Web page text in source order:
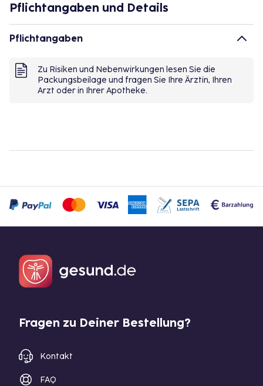
Pflichtangaben und Details
Pflichtangaben
Zu Risiken und Nebenwirkungen lesen Sie die
Packungsbeilage und fragen Sie Ihre Ärztin, Ihren
Arzt oder in Ihrer Apotheke.
Fragen zu Deiner Bestellung?
Kontakt
FAQ